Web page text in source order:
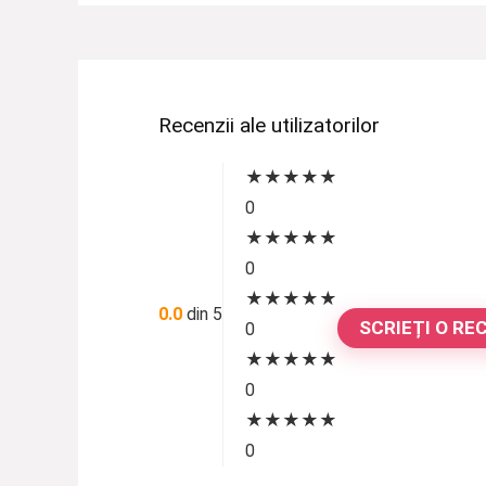
Recenzii ale utilizatorilor
0.0 din 5
★ ★ ★ ★ ★
0
★ ★ ★ ★ ★
0
★ ★ ★ ★ ★
0
★ ★ ★ ★ ★
0
★ ★ ★ ★ ★
0
SCRIEȚI O